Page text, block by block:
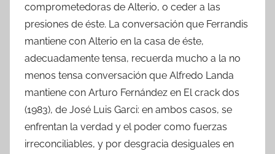
comprometedoras de Alterio, o ceder a las
presiones de éste. La conversación que Ferrandis
mantiene con Alterio en la casa de éste,
adecuadamente tensa, recuerda mucho a la no
menos tensa conversación que Alfredo Landa
mantiene con Arturo Fernández en El crack dos
(1983), de José Luis Garci: en ambos casos, se
enfrentan la verdad y el poder como fuerzas
irreconciliables, y por desgracia desiguales en